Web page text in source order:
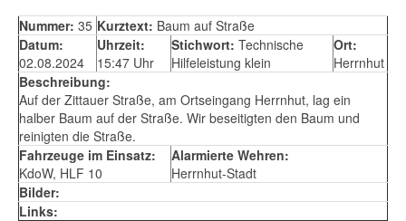
Nummer: 35 Kurztext: Baum auf Straße
Datum:
02.08.2024
Uhrzeit:
15:47 Uhr
Stichwort: Technische
Hilfeleistung klein
Ort:
Herrnhut
Beschreibung:
Auf der Zittauer Straße, am Ortseingang Herrnhut, lag ein
halber Baum auf der Straße. Wir beseitigten den Baum und
reinigten die Straße.
Fahrzeuge im Einsatz:
KdoW, HLF 10
Alarmierte Wehren:
Herrnhut-Stadt
Bilder:
Links: